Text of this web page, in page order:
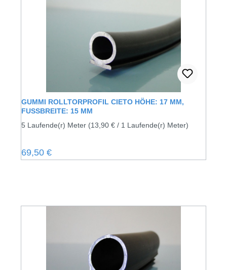
GUMMI ROLLTORPROFIL CIETO HÖHE: 17 MM,
FUSSBREITE: 15 MM
5 Laufende(r) Meter (13,90 € / 1 Laufende(r) Meter)
Regulärer Preis:
69,50 €